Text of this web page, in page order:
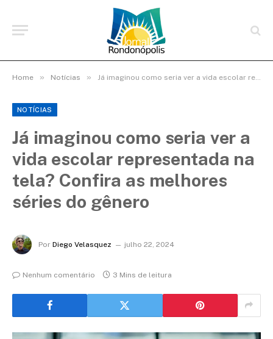
Home » Notícias » Já imaginou como seria ver a vida escolar representada na tela? Confira as melhores séries do gênero
NOTÍCIAS
Já imaginou como seria ver a
vida escolar representada na
tela? Confira as melhores
séries do gênero
Por Diego Velasquez julho 22, 2024
Nenhum comentário 3 Mins de leitura